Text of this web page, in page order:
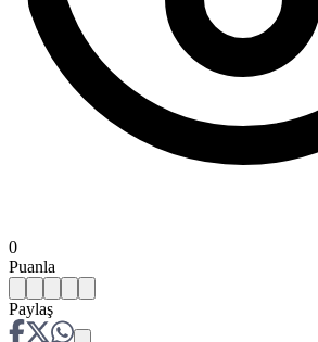
0
Puanla
Paylaş